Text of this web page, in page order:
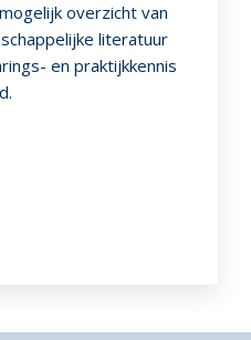
overzicht van
literatuur
en praktijkkennis